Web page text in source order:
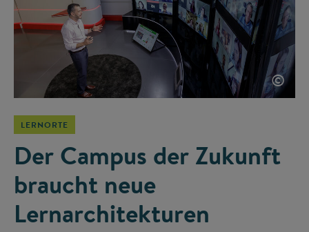
©
LERNORTE
Der Campus der Zukunft
braucht neue
Lernarchitekturen